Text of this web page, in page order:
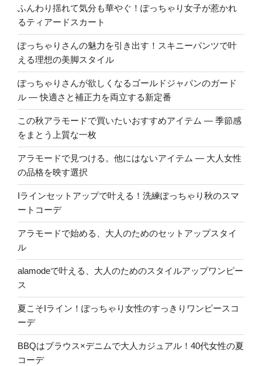
ふんわり揺れて気分も華やぐ！ぽっちゃり女子が惹かれ
るティアードスカート
ぽっちゃりさんの魅力を引き出す！スキニーパンツで叶
える理想の美脚スタイル
ぽっちゃりさんが欲しくなるゴールドジャパンのガード
ル ― 快適さと補正力を両立する新定番
この秋アラモードで買いたいおすすめアイテム ― 季節感
をまとう上質な一枚
アラモードで見つける。他にはないアイテム ― 大人女性
の品格を映す選択
Iラインセットアップで叶える！洗練ぽっちゃり秋のスマ
ートコーデ
アラモードで始める、大人のためのセットアップスタイ
ル
alamodeで叶える、大人のためのスタイルアップワンピー
ス
夏こそIライン！ぽっちゃり女性のすっきりワンピースコ
ーデ
BBQはブラウス×デニムで大人カジュアル！40代女性の夏
コーデ